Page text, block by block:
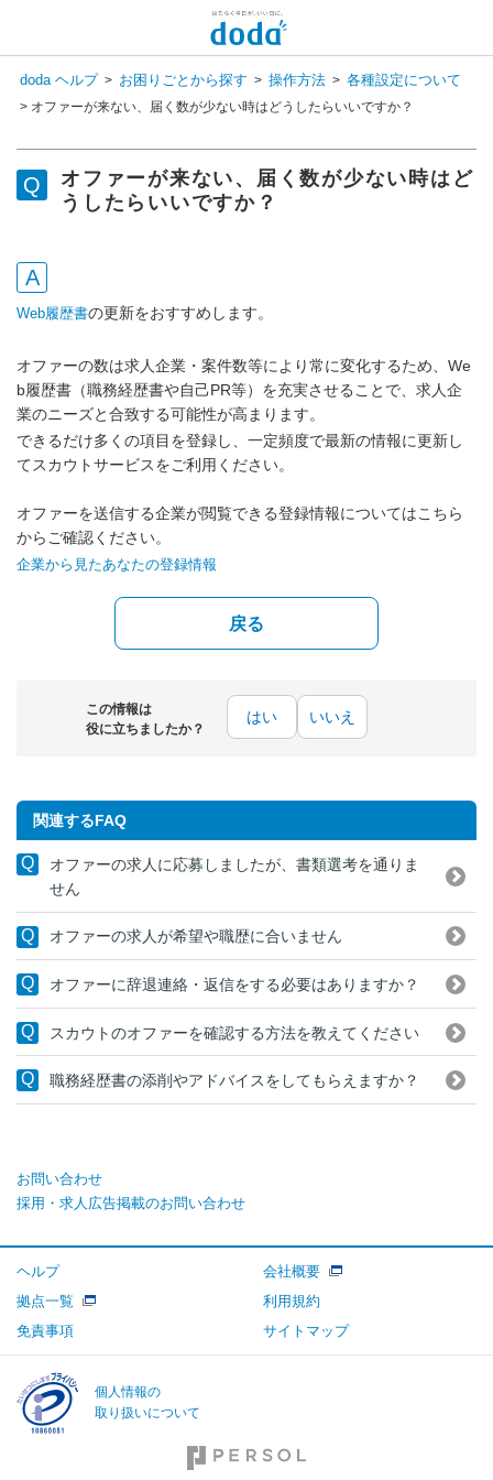
doda ヘルプ > お困りごとから探す > 操作方法 > 各種設定について
> オファーが来ない、届く数が少ない時はどうしたらいいですか？
オファーが来ない、届く数が少ない時はど
うしたらいいですか？
Web履歴書の更新をおすすめします。
オファーの数は求人企業・案件数等により常に変化するため、We
b履歴書（職務経歴書や自己PR等）を充実させることで、求人企
業のニーズと合致する可能性が高まります。
できるだけ多くの項目を登録し、一定頻度で最新の情報に更新し
てスカウトサービスをご利用ください。
オファーを送信する企業が閲覧できる登録情報についてはこちら
からご確認ください。
企業から見たあなたの登録情報
戻る
この情報は
役に立ちましたか？
はい いいえ
関連するFAQ
オファーの求人に応募しましたが、書類選考を通りま
せん
オファーの求人が希望や職歴に合いません
オファーに辞退連絡・返信をする必要はありますか？
スカウトのオファーを確認する方法を教えてください
職務経歴書の添削やアドバイスをしてもらえますか？
お問い合わせ
採用・求人広告掲載のお問い合わせ
ヘルプ
会社概要
拠点一覧
利用規約
免責事項
サイトマップ
個人情報の
取り扱いについて